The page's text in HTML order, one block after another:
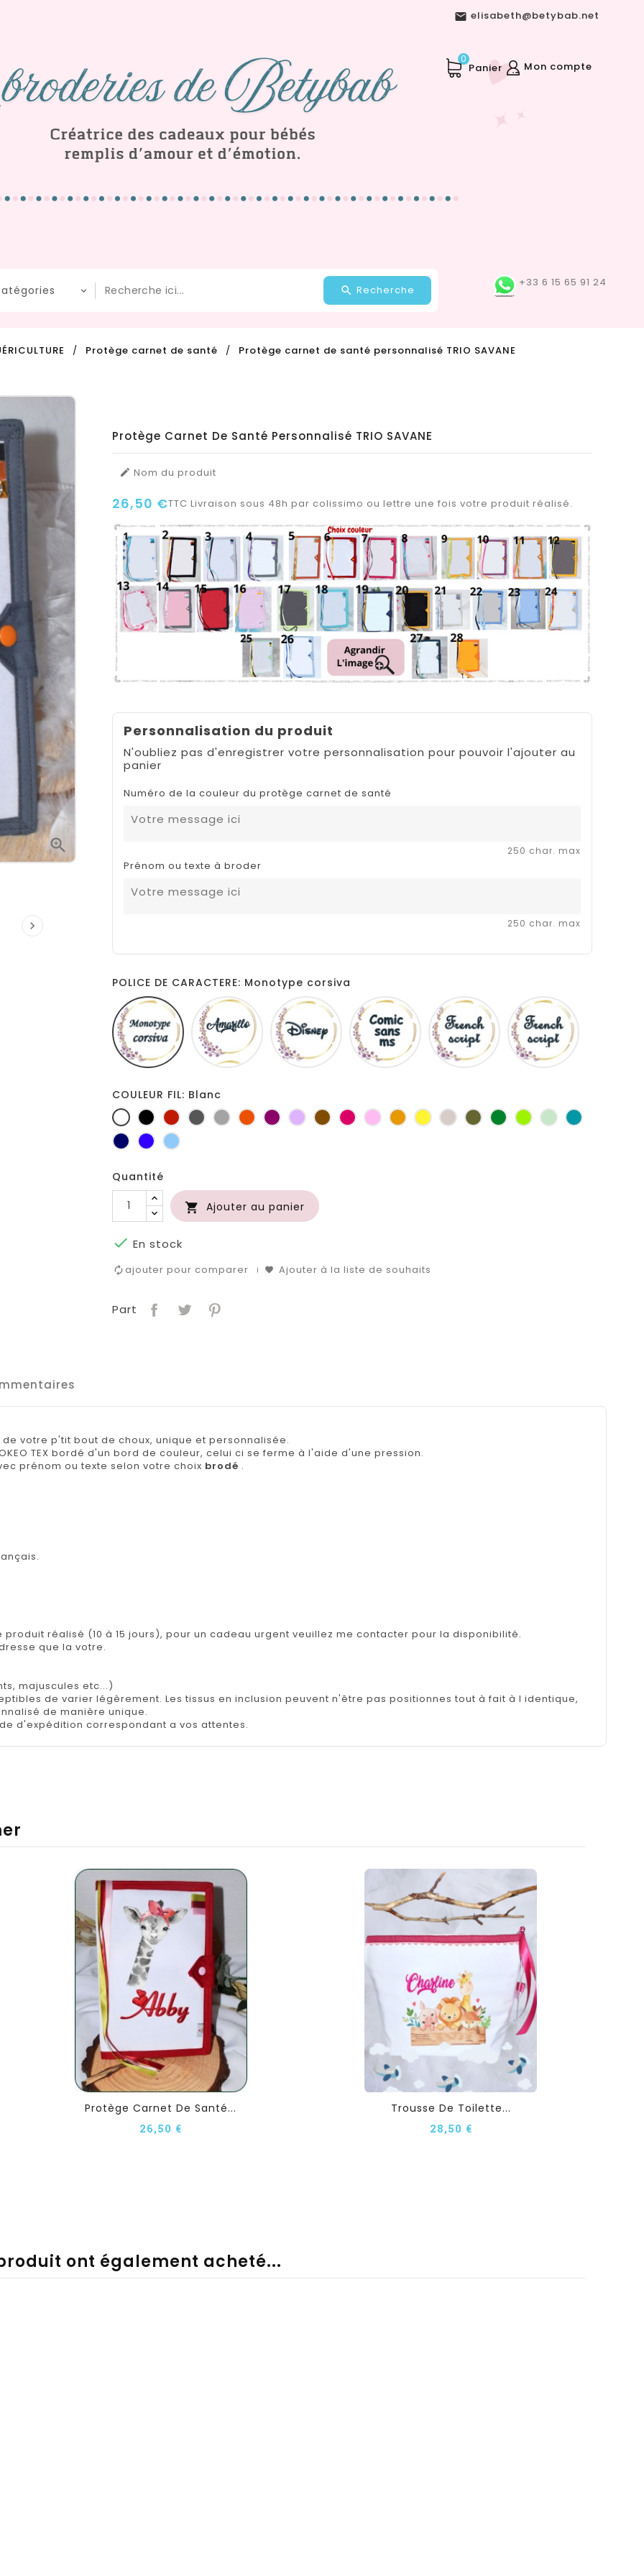
 elisabeth@betybab.net
Mon compte
Panier
0
+33 6 15 65 91 24
Recherche
Protège carnet de santé Protège carnet de santé personnalisé TRIO SAVANE


Protège Carnet De Santé Personnalisé TRIO SAVANE
 Nom du produit
26,50 €TTC Livraison sous 48h par colissimo ou lettre une fois votre produit réalisé.
Personnalisation du produit
N'oubliez pas d'enregistrer votre personnalisation pour pouvoir l'ajouter au
panier
Numéro de la couleur du protège carnet de santé
250 char. max
Prénom ou texte à broder
250 char. max
POLICE DE CARACTERE: Monotype corsiva
Monotype
corsiva
Amarillo Disney
Comic
sans
ms
French
script
COULEUR FIL: Blanc
BlancNoir RougeGris
foncé
Gris
clair
Orange
PruneLilasMarronFuchsia
RoseJaune
d'or
jauneFicelleKaki Vert
bouteille
Anis Vert
d'eau
Turquoise
MarineBleu
roi
Bleu
Quantité
 Ajouter au panier
 En stock
ajouter pour comparer Ajouter à la liste de souhaits
Part
votre p'tit bout de choux, unique et personnalisée.
TEX bordé d'un bord de couleur, celui ci se ferme à l'aide d'une pression.
prénom ou texte selon votre choix brodé .
réalisé (10 à 15 jours), pour un cadeau urgent veuillez me contacter pour la disponibilité.
que la votre.
majuscules etc...)
de varier légèrement. Les tissus en inclusion peuvent n'être pas positionnes tout à fait à l identique,
de manière unique.
d'expédition correspondant a vos attentes.
Protège Carnet De Santé...
26,50 €
Trousse De Toilette...
28,50 €
ont également acheté...